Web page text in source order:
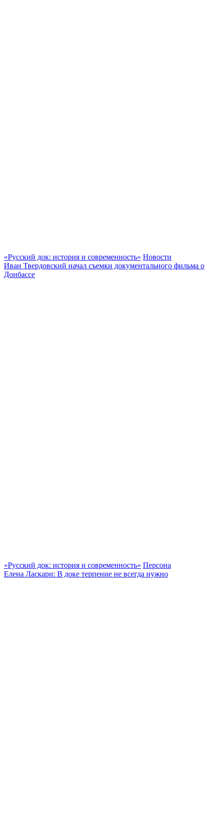
«Русский док: история и современность» Новости
Иван Твердовский начал съемки документального фильма о
Донбассе
«Русский док: история и современность» Персона
Елена Ласкари: В доке терпение не всегда нужно